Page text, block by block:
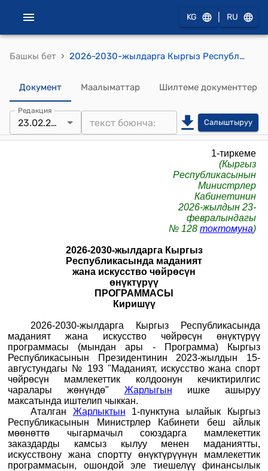
KG RU
Башкы бет › 2026-2030-жылдарга Кыргыз Республикасында маданият жана искусство чөйрөсүн өнүктүрүү ПРОГРАММАСЫ Киришүү
Документ Маалыматтар Шилтеме документтер
Редакция
23.02.2026 Салыштыруу